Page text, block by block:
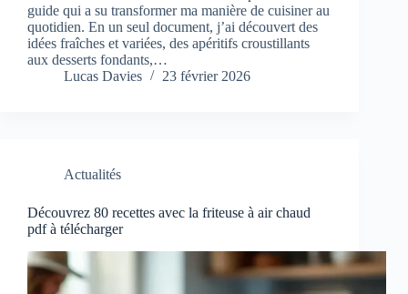
guide qui a su transformer ma manière de cuisiner au
quotidien. En un seul document, j’ai découvert des
idées fraîches et variées, des apéritifs croustillants
aux desserts fondants,…
Lucas Davies
23 février 2026
Actualités
Découvrez 80 recettes avec la friteuse à air chaud
pdf à télécharger